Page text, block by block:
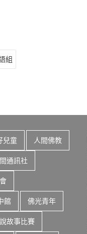
組
兒童 人間佛教
通訊社
館 佛光青年
故事比賽